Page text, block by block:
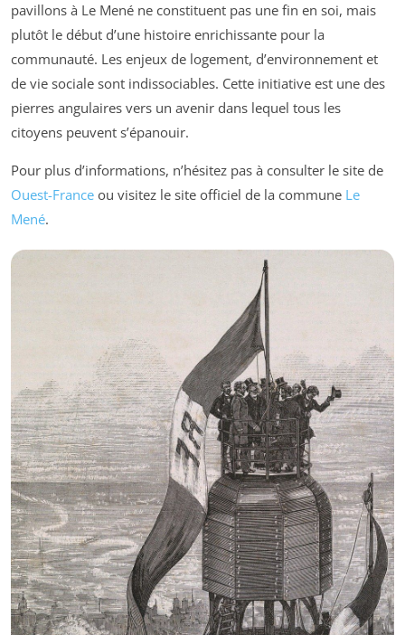
pavillons à Le Mené ne constituent pas une fin en soi, mais
plutôt le début d’une histoire enrichissante pour la
communauté. Les enjeux de logement, d’environnement et
de vie sociale sont indissociables. Cette initiative est une des
pierres angulaires vers un avenir dans lequel tous les
citoyens peuvent s’épanouir.
Pour plus d’informations, n’hésitez pas à consulter le site de
Ouest-France ou visitez le site officiel de la commune Le
Mené.